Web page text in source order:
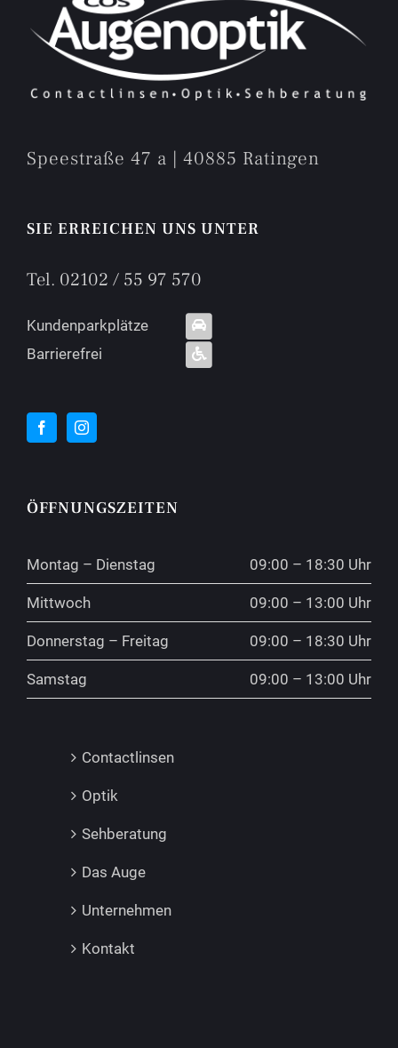
Speestraße 47 a | 40885 Ratingen
SIE ERREICHEN UNS UNTER
Tel. 02102 / 55 97 570
Kundenparkplätze
Barrierefrei
ÖFFNUNGSZEITEN
Montag – Dienstag 09:00 – 18:30 Uhr
Mittwoch 09:00 – 13:00 Uhr
Donnerstag – Freitag 09:00 – 18:30 Uhr
Samstag 09:00 – 13:00 Uhr
Contactlinsen
Optik
Sehberatung
Das Auge
Unternehmen
Kontakt